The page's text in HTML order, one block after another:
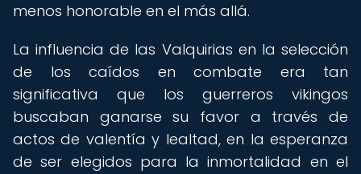
menos honorable en el más allá.
La influencia de las Valquirias en la selección
de los caídos en combate era tan
significativa que los guerreros vikingos
buscaban ganarse su favor a través de
actos de valentía y lealtad, en la esperanza
de ser elegidos para la inmortalidad en el